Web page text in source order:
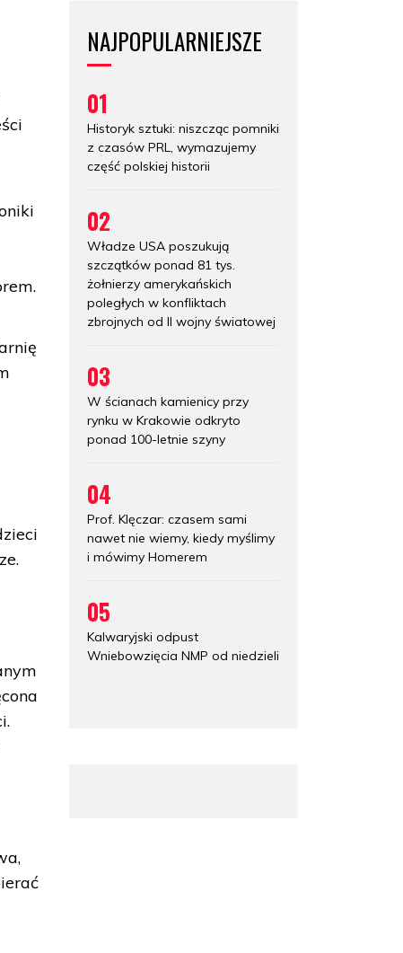
NAJPOPULARNIEJSZE
01
Historyk sztuki: niszcząc pomniki
z czasów PRL, wymazujemy
część polskiej historii
02
Władze USA poszukują
szczątków ponad 81 tys.
żołnierzy amerykańskich
poległych w konfliktach
zbrojnych od II wojny światowej
03
W ścianach kamienicy przy
rynku w Krakowie odkryto
ponad 100-letnie szyny
04
Prof. Klęczar: czasem sami
nawet nie wiemy, kiedy myślimy
i mówimy Homerem
05
Kalwaryjski odpust
Wniebowzięcia NMP od niedzieli